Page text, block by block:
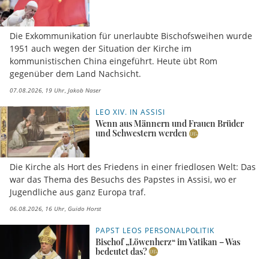
Die Exkommunikation für unerlaubte Bischofsweihen wurde
1951 auch wegen der Situation der Kirche im
kommunistischen China eingeführt. Heute übt Rom
gegenüber dem Land Nachsicht.
07.08.2026, 19 Uhr Jakob Naser
LEO XIV. IN ASSISI
Wenn aus Männern und Frauen Brüder
und Schwestern werden
Die Kirche als Hort des Friedens in einer friedlosen Welt: Das
war das Thema des Besuchs des Papstes in Assisi, wo er
Jugendliche aus ganz Europa traf.
06.08.2026, 16 Uhr Guido Horst
PAPST LEOS PERSONALPOLITIK
Bischof „Löwenherz“ im Vatikan – Was
bedeutet das?